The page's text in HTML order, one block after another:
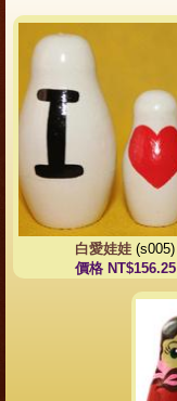
白愛娃娃 (s005)
價格 NT$156.25